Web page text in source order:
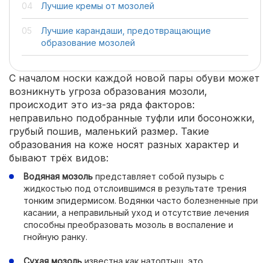
Лучшие кремы от мозолей
Лучшие карандаши, предотвращающие
образование мозолей
С началом носки каждой новой пары обуви может
возникнуть угроза образования мозоли,
происходит это из-за ряда факторов:
неправильно подобранные туфли или босоножки,
грубый пошив, маленький размер. Такие
образования на коже носят разных характер и
бывают трёх видов:
Водяная мозоль представляет собой пузырь с
жидкостью под отслоившимся в результате трения
тонким эпидермисом. Водянки часто болезненные при
касании, а неправильный уход и отсутствие лечения
способны преобразовать мозоль в воспаление и
гнойную ранку.
Сухая мозоль известна как натоптыш, это